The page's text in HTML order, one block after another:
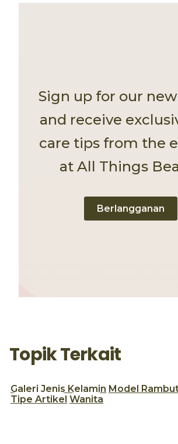
Sign up for our
and receive
care tips from the
at All Things
Berlangganan
Topik Terkait
Galeri Jenis Kelamin Model
Tipe Artikel Wanita